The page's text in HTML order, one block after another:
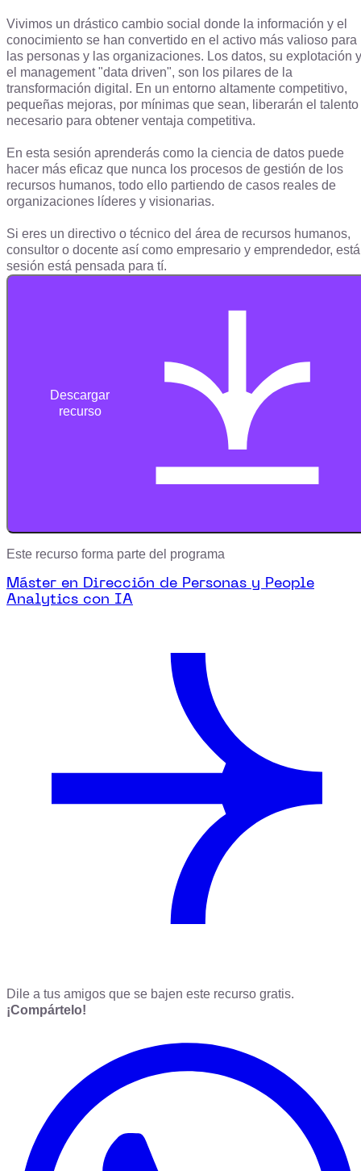
Vivimos un drástico cambio social donde la información y el
conocimiento se han convertido en el activo más valioso para
las personas y las organizaciones. Los datos, su explotación y
el management "data driven", son los pilares de la
transformación digital. En un entorno altamente competitivo,
pequeñas mejoras, por mínimas que sean, liberarán el talento
necesario para obtener ventaja competitiva.
En esta sesión aprenderás como la ciencia de datos puede
hacer más eficaz que nunca los procesos de gestión de los
recursos humanos, todo ello partiendo de casos reales de
organizaciones líderes y visionarias.
Si eres un directivo o técnico del área de recursos humanos,
consultor o docente así como empresario y emprendedor, está
sesión está pensada para tí.
Descargar
recurso
Este recurso forma parte del programa
Máster en Dirección de Personas y People
Analytics con IA
Dile a tus amigos que se bajen este recurso gratis.
¡Compártelo!